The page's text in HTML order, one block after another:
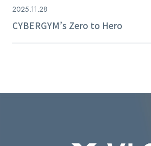
2025.11.28
CYBERGYM’s Zero to Hero